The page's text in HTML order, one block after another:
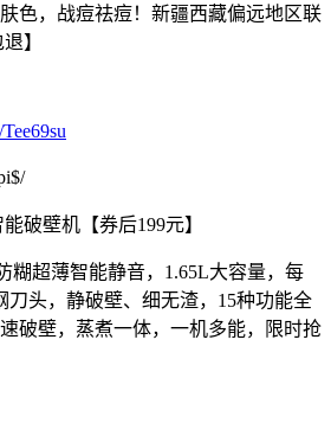
色，战痘祛痘！新疆西藏偏远地区联
】
破壁机【券后199元】
糊超薄智能静音，1.65L大容量，每
刀头，静破壁、细无渣，15种功能全
破壁，蒸煮一体，一机多能，限时抢